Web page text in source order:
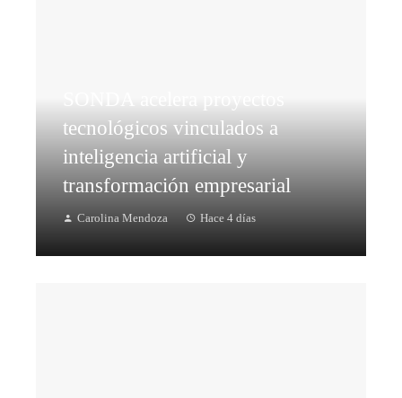
tecnológicos vinculados a
inteligencia artificial y
transformación empresarial
Carolina Mendoza Hace 4 días